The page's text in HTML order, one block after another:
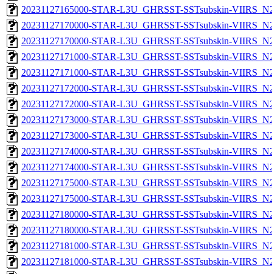
20231127165000-STAR-L3U_GHRSST-SSTsubskin-
20231127170000-STAR-L3U_GHRSST-SSTsubskin-
20231127170000-STAR-L3U_GHRSST-SSTsubskin-
20231127171000-STAR-L3U_GHRSST-SSTsubskin-
20231127171000-STAR-L3U_GHRSST-SSTsubskin-
20231127172000-STAR-L3U_GHRSST-SSTsubskin-
20231127172000-STAR-L3U_GHRSST-SSTsubskin-
20231127173000-STAR-L3U_GHRSST-SSTsubskin-
20231127173000-STAR-L3U_GHRSST-SSTsubskin-
20231127174000-STAR-L3U_GHRSST-SSTsubskin-
20231127174000-STAR-L3U_GHRSST-SSTsubskin-
20231127175000-STAR-L3U_GHRSST-SSTsubskin-
20231127175000-STAR-L3U_GHRSST-SSTsubskin-
20231127180000-STAR-L3U_GHRSST-SSTsubskin-
20231127180000-STAR-L3U_GHRSST-SSTsubskin-
20231127181000-STAR-L3U_GHRSST-SSTsubskin-
20231127181000-STAR-L3U_GHRSST-SSTsubskin-